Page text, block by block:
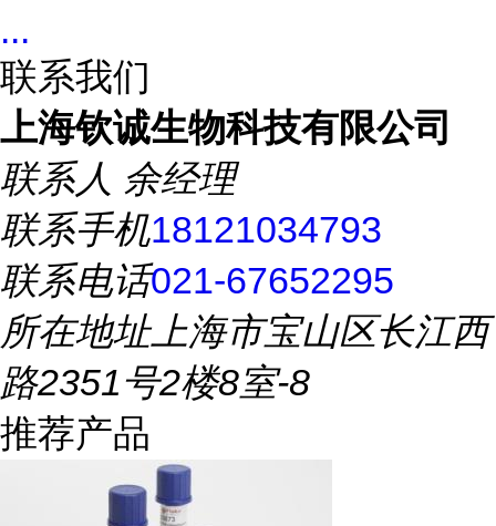
...
联系我们
上海钦诚生物科技有限公司
联系人 余经理
联系手机18121034793
联系电话021-67652295
所在地址上海市宝山区长江西
路2351号2楼8室-8
推荐产品